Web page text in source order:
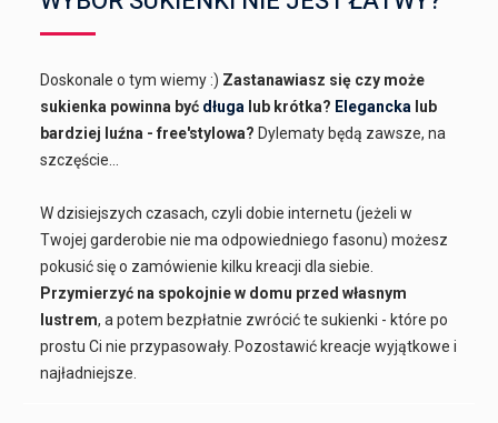
Doskonale o tym wiemy :) Zastanawiasz się czy może
sukienka powinna być długa lub krótka? Elegancka lub
bardziej luźna - free'stylowa? Dylematy będą zawsze, na
szczęście...
W dzisiejszych czasach, czyli dobie internetu (jeżeli w
Twojej garderobie nie ma odpowiedniego fasonu) możesz
pokusić się o zamówienie kilku kreacji dla siebie.
Przymierzyć na spokojnie w domu przed własnym
lustrem, a potem bezpłatnie zwrócić te sukienki - które po
prostu Ci nie przypasowały. Pozostawić kreacje wyjątkowe i
najładniejsze.